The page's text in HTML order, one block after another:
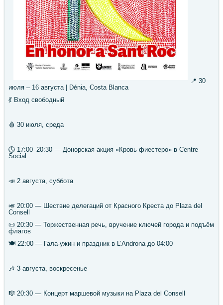
📍 30
июля – 16 августа | Dénia, Costa Blanca
💃 Вход свободный
🩸 30 июля, среда
🕔 17:00–20:30 — Донорская акция «Кровь фиестеро» в Centre
Social
📣 2 августа, суббота
🎺 20:00 — Шествие делегаций от Красного Креста до Plaza del
Consell
📜 20:30 — Торжественная речь, вручение ключей города и подъём
флагов
🍽 22:00 — Гала-ужин и праздник в L’Androna до 04:00
🎶 3 августа, воскресенье
🎼 20:30 — Концерт маршевой музыки на Plaza del Consell